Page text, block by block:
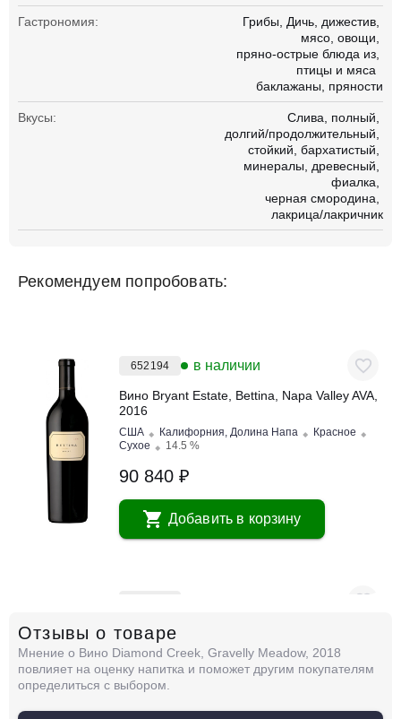
Гастрономия: Грибы Дичь дижестив
мясо овощи
пряно-острые блюда из
птицы и мяса
баклажаны
пряности
Вкусы: Слива
полный
долгий/продолжительный
стойкий бархатистый
минералы
древесный
фиалка
черная смородина
лакрица/лакричник
Рекомендуем попробовать:
652194 в наличии
Вино Bryant Estate, Bettina, Napa Valley AVA,
2016
США Калифорния, Долина Напа
Красное
Сухое
14.5 %
90 840 ₽
Добавить в корзину
Вино Bryant Estate, Bettina, Napa Valley AVA,
2018
США Калифорния, Долина Напа
Красное
Сухое
90 840 ₽
Отзывы о товаре
Мнение о Вино Diamond Creek, Gravelly Meadow, 2018
повлияет на оценку напитка и поможет другим покупателям
определиться с выбором.